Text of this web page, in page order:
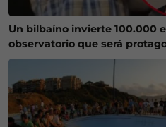
Un bilbaíno invierte 100.000
observatorio que será